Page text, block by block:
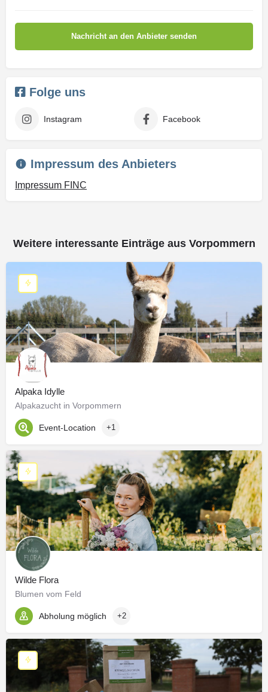
Folge uns
Instagram Facebook
Impressum des Anbieters
Impressum FINC
Weitere interessante Einträge aus Vorpommern
Alpaka Idylle
Alpakazucht in Vorpommern
Event-Location +1
Wilde Flora
Blumen vom Feld
Abholung möglich +2